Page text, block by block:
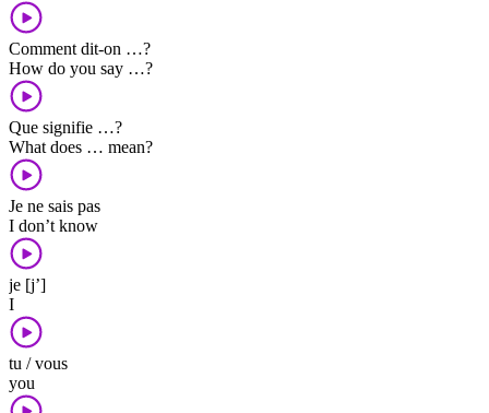
Comment dit-on …?
How do you say …?
Que signifie …?
What does … mean?
Je ne sais pas
I don’t know
je [j’]
I
tu / vous
you